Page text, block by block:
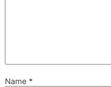
Name *